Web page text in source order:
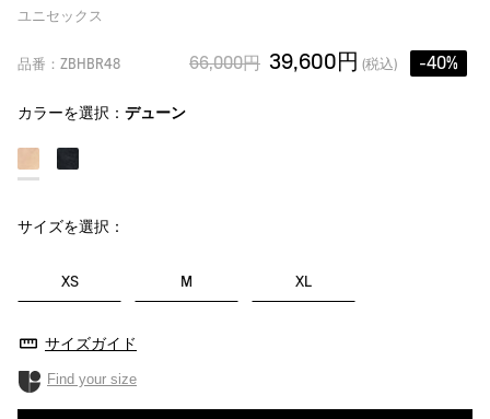
ユニセックス
品番：ZBHBR48 66,000円 39,600円 (税込) -40%
カラーを選択： デューン
サイズを選択：
XS M XL
サイズガイド
Find your size